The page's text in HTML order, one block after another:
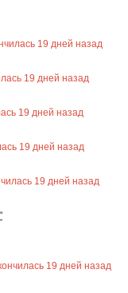
19 дней назад
19 дней назад
19 дней назад
19 дней назад
19 дней назад
19 дней назад